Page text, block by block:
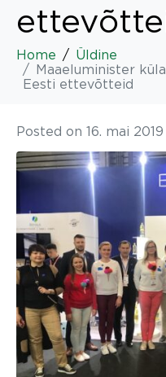
Home
Üldine
Maaeluminister
Eesti ettevõtteid
Posted on 16. mai 2019